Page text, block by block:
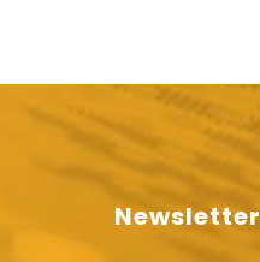
Newsletter